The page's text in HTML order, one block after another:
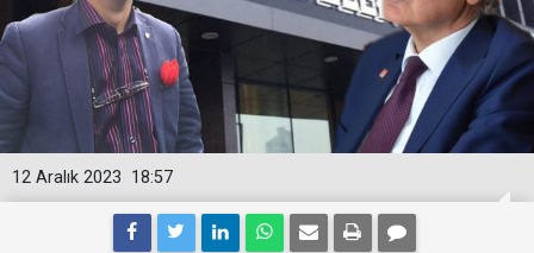
18:57
12 Aralık 2023